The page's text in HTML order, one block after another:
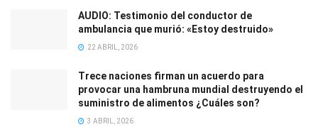
AUDIO: Testimonio del conductor de
ambulancia que murió: «Estoy destruido»
22 ABRIL, 2026
Trece naciones firman un acuerdo para
provocar una hambruna mundial destruyendo el
suministro de alimentos ¿Cuáles son?
3 ABRIL, 2026